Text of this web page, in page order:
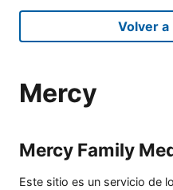
Volver
Mercy
Mercy Family
Este sitio es un servicio de